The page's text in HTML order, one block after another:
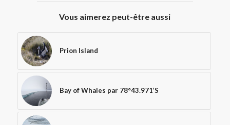
Vous aimerez peut-être aussi
Prion Island
Bay of Whales par 78°43.971’S